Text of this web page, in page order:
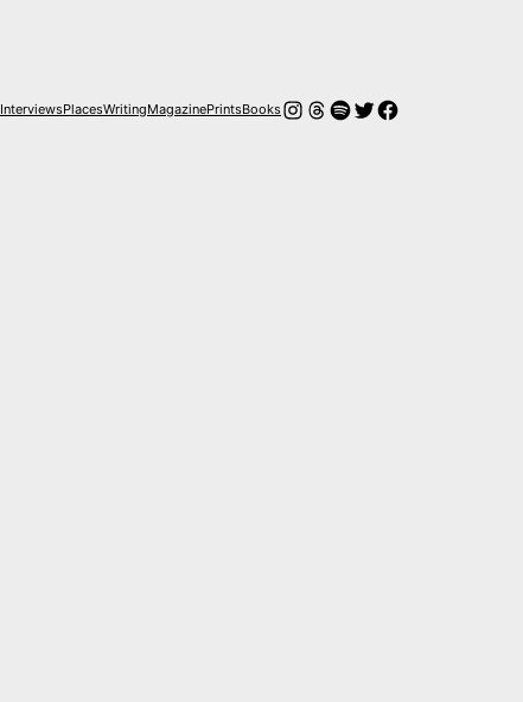
InterviewsPlacesWritingMagazinePrintsBooksInstagram
Hilos
Spotify
Twitter
Facebook